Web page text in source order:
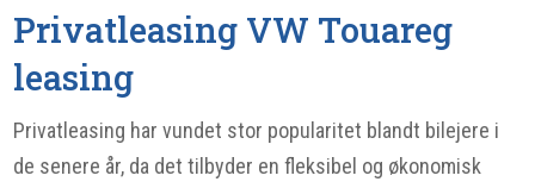
Privatleasing VW Touareg
leasing
Privatleasing har vundet stor popularitet blandt bilejere i
de senere år, da det tilbyder en fleksibel og økonomisk